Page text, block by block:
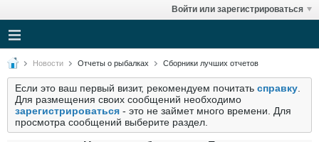
Войти или зарегистрироваться
Новости Отчеты о рыбалках Сборники лучших отчетов
Если это ваш первый визит, рекомендуем почитать справку
Для размещения своих сообщений необходимо
зарегистрироваться - это не займет много времени. Для
просмотра сообщений выберите раздел.